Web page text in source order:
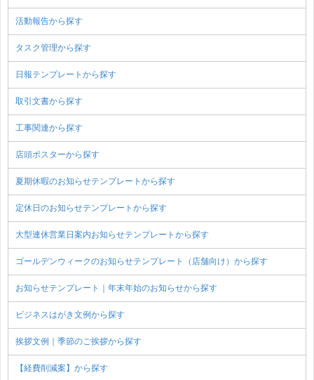
活動報告から探す
タスク管理から探す
日報テンプレートから探す
取引文書から探す
工事関連から探す
店頭ポスターから探す
夏期休暇のお知らせテンプレートから探す
定休日のお知らせテンプレートから探す
大型連休営業日案内お知らせテンプレートから探す
ゴールデンウィークのお知らせテンプレート（店舗向け）から探す
お知らせテンプレート｜年末年始のお知らせから探す
ビジネスはがき文例から探す
挨拶文例｜季節のご挨拶から探す
【経費削減案】から探す